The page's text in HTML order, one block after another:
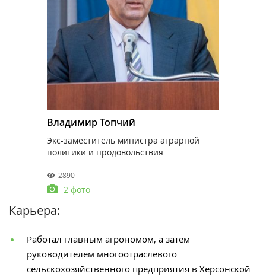
Владимир Топчий
Экс-заместитель министра аграрной
политики и продовольствия
2890
2 фото
Карьера:
Работал главным агрономом, а затем
руководителем многоотраслевого
сельскохозяйственного предприятия в Херсонской